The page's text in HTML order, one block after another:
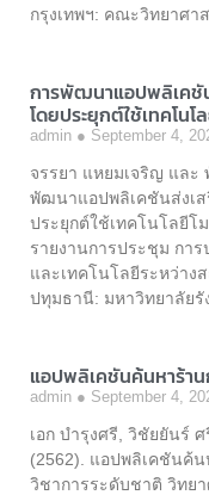
กรุงเทพฯ: คณะวิทยาศา
การพัฒนาแอปพลิเคชั
โดยประยุกต์ใช้เทคโน
admin September 4,
จรรยา แหยมเจริญ และ
พัฒนาแอปพลิเคชันส่งเ
ประยุกต์ใช้เทคโนโลยีโ
รายงานการประชุม กา
และเทคโนโลยีระหว่าง
ปทุมธานี: มหาวิทยาลัยรั
แอปพลิเคชันค้นหาร้า
admin September 4,
เอก บำรุงศรี, วิชัยยันร์
(2562). แอปพลิเคชันค้
วิชาการระดับชาติ วิทย